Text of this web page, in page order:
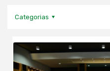
Categorias